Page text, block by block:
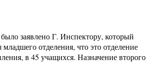
заявлено Г. Инспектору, который
отделения, что это отделение
в 45 учащихся. Назначение второго